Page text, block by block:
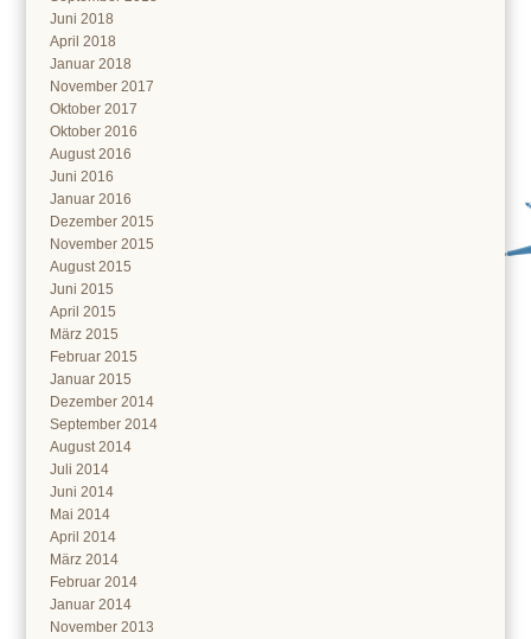
Juni 2018
April 2018
Januar 2018
November 2017
Oktober 2017
Oktober 2016
August 2016
Juni 2016
Januar 2016
Dezember 2015
November 2015
August 2015
Juni 2015
April 2015
März 2015
Februar 2015
Januar 2015
Dezember 2014
September 2014
August 2014
Juli 2014
Juni 2014
Mai 2014
April 2014
März 2014
Februar 2014
Januar 2014
November 2013